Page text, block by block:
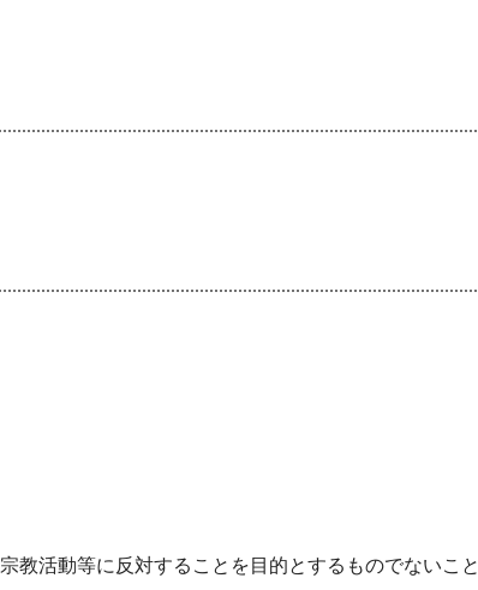
教活動等に反対することを目的とするものでないこと